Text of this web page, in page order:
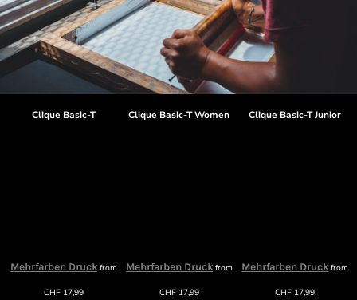
Clique Basic-T
Mehrfarben Druckfrom
CHF17,99
Clique Basic-T Women
Mehrfarben Druckfrom
CHF17,99
Clique Basic-T Junior
Mehrfarben Druckfrom
CHF 17,99